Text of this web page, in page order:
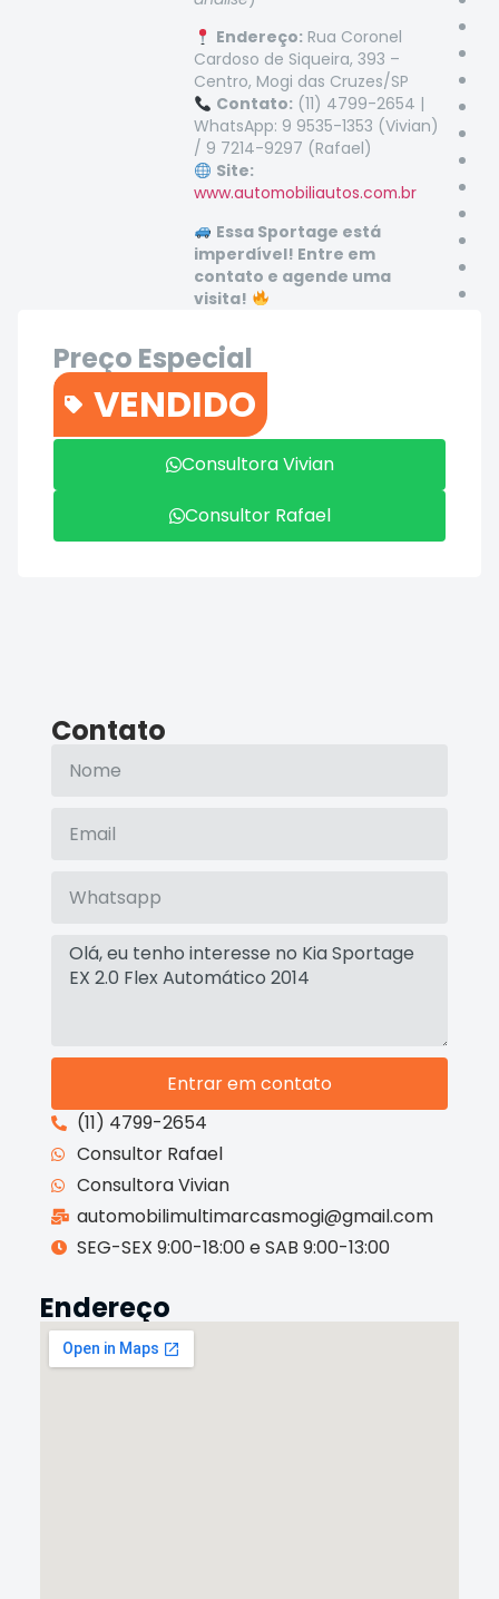
Endereço: Rua Coronel
Cardoso de Siqueira, 393 –
Centro, Mogi das Cruzes/SP
Contato: (11) 4799-2654 |
WhatsApp: 9 9535-1353 (Vivian)
/ 9 7214-9297 (Rafael)
Site:
www.automobiliautos.com.br
Essa Sportage está
imperdível! Entre em
contato e agende uma
visita!
Preço Especial
VENDIDO
R$79.900
Contato
Consultora Vivian
Consultor Rafael
Contato
Entrar em contato
(11) 4799-2654
Consultor Rafael
Consultora Vivian
automobilimultimarcasmogi@gmail.com
SEG-SEX 9:00-18:00 e SAB 9:00-13:00
Endereço